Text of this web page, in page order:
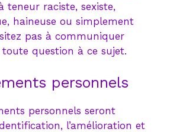
teneur raciste, sexiste,
haineuse ou simplement
pas à communiquer
question à ce sujet.
personnels
personnels seront
l’amélioration et